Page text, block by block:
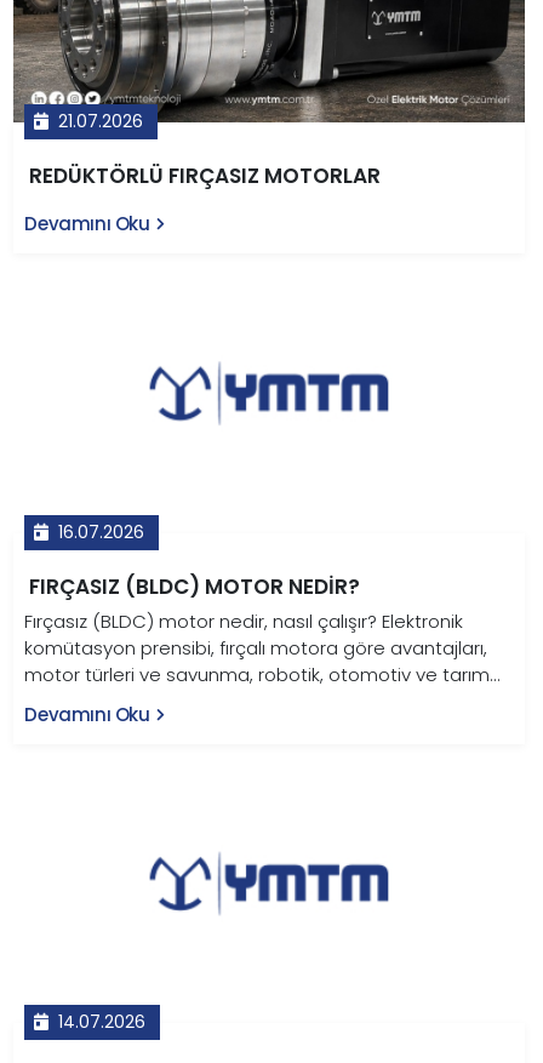
21.07.2026
REDÜKTÖRLÜ FIRÇASIZ MOTORLAR
Devamını Oku
16.07.2026
FIRÇASIZ (BLDC) MOTOR NEDIR?
Fırçasız (BLDC) motor nedir, nasıl çalışır? Elektronik
komütasyon prensibi, fırçalı motora göre avantajları,
motor türleri ve savunma, robotik, otomotiv ve tarım
uygulamaları bu rehberde.
Devamını Oku
14.07.2026